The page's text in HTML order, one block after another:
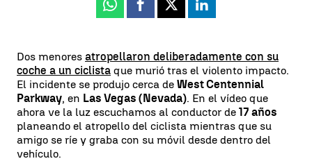
Whatsapp
Facebook
X Linkedin
Dos menores atropellaron deliberadamente con su
coche a un ciclista que murió tras el violento impacto.
El incidente se produjo cerca de West Centennial
Parkway, en Las Vegas (Nevada). En el vídeo que
ahora ve la luz escuchamos al conductor de 17 años
planeando el atropello del ciclista mientras que su
amigo se ríe y graba con su móvil desde dentro del
vehículo.